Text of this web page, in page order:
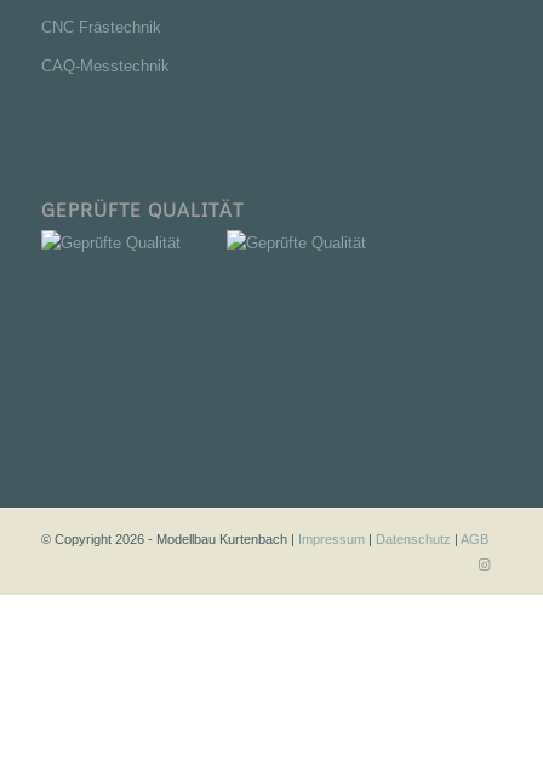
CNC Frästechnik
CAQ-Messtechnik
GEPRÜFTE QUALITÄT
© Copyright 2026 - Modellbau Kurtenbach | Impressum| Datenschutz AGB